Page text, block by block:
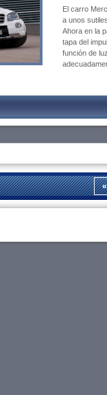
El carro
a unos
Ahora en la
tapa del
función de
«